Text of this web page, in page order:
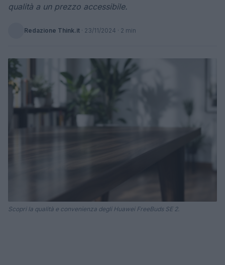
qualità a un prezzo accessibile.
Redazione Think.it · 23/11/2024 · 2 min
Scopri la qualità e convenienza degli Huawei FreeBuds SE 2.